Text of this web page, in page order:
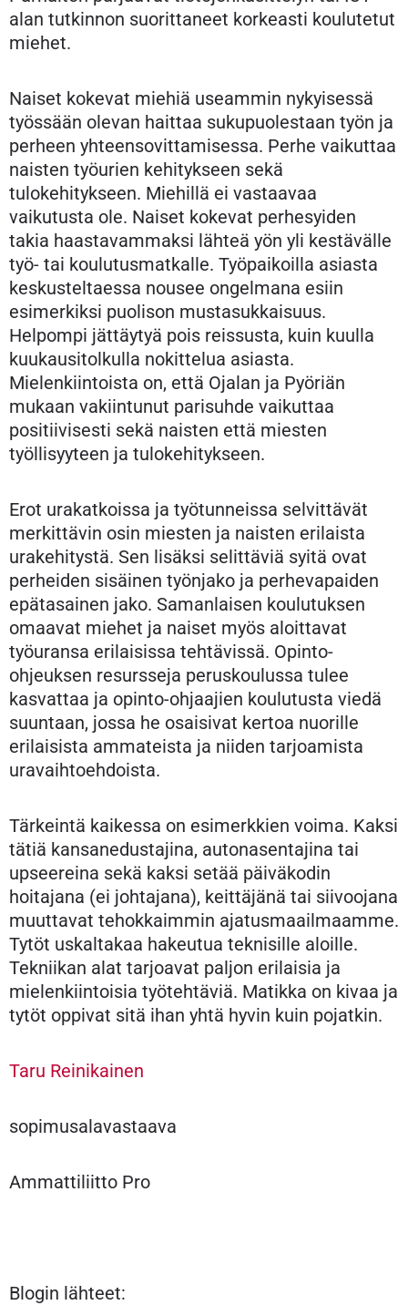
alan tutkinnon suorittaneet korkeasti koulutetut
miehet.
Naiset kokevat miehiä useammin nykyisessä
työssään olevan haittaa sukupuolestaan työn ja
perheen yhteensovittamisessa. Perhe vaikuttaa
naisten työurien kehitykseen sekä
tulokehitykseen. Miehillä ei vastaavaa
vaikutusta ole. Naiset kokevat perhesyiden
takia haastavammaksi lähteä yön yli kestävälle
työ- tai koulutusmatkalle. Työpaikoilla asiasta
keskusteltaessa nousee ongelmana esiin
esimerkiksi puolison mustasukkaisuus.
Helpompi jättäytyä pois reissusta, kuin kuulla
kuukausitolkulla nokittelua asiasta.
Mielenkiintoista on, että Ojalan ja Pyöriän
mukaan vakiintunut parisuhde vaikuttaa
positiivisesti sekä naisten että miesten
työllisyyteen ja tulokehitykseen.
Erot urakatkoissa ja työtunneissa selvittävät
merkittävin osin miesten ja naisten erilaista
urakehitystä. Sen lisäksi selittäviä syitä ovat
perheiden sisäinen työnjako ja perhevapaiden
epätasainen jako. Samanlaisen koulutuksen
omaavat miehet ja naiset myös aloittavat
työuransa erilaisissa tehtävissä. Opinto-
ohjeuksen resursseja peruskoulussa tulee
kasvattaa ja opinto-ohjaajien koulutusta viedä
suuntaan, jossa he osaisivat kertoa nuorille
erilaisista ammateista ja niiden tarjoamista
uravaihtoehdoista.
Tärkeintä kaikessa on esimerkkien voima. Kaksi
tätiä kansanedustajina, autonasentajina tai
upseereina sekä kaksi setää päiväkodin
hoitajana (ei johtajana), keittäjänä tai siivoojana
muuttavat tehokkaimmin ajatusmaailmaamme.
Tytöt uskaltakaa hakeutua teknisille aloille.
Tekniikan alat tarjoavat paljon erilaisia ja
mielenkiintoisia työtehtäviä. Matikka on kivaa ja
tytöt oppivat sitä ihan yhtä hyvin kuin pojatkin.
Taru Reinikainen
sopimusalavastaava
Ammattiliitto Pro
Blogin lähteet: